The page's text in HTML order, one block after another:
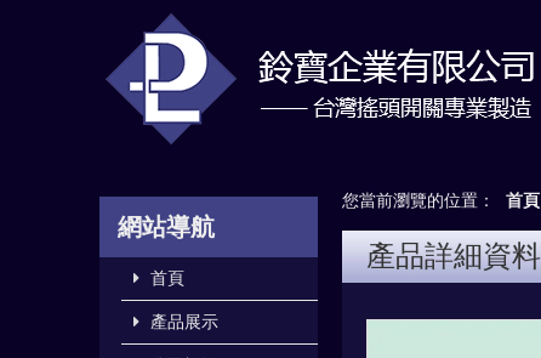
網站導航
首頁
產品展示
您當前瀏覽的位置： 首頁
產品詳細資料